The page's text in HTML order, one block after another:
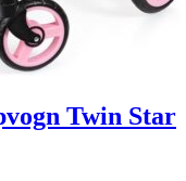
Twin Star